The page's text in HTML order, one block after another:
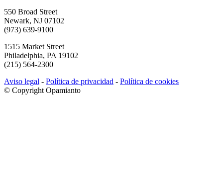
550 Broad Street
Newark, NJ 07102
(973) 639-9100
1515 Market Street
Philadelphia, PA 19102
(215) 564-2300
Aviso legal - Política de privacidad - Política de cookies
© Copyright Opamianto